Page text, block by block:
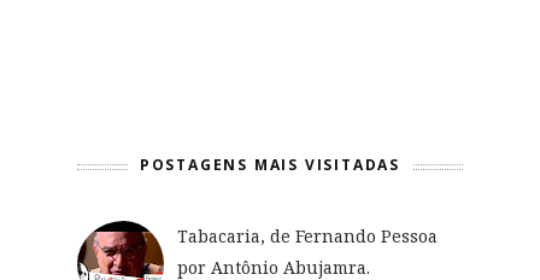
POSTAGENS MAIS VISITADAS
Tabacaria, de Fernando Pessoa
por Antônio Abujamra.